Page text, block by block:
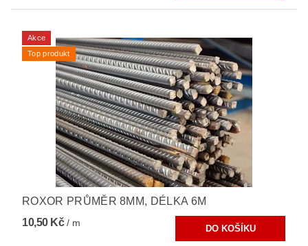
Akce
Top produkt
ROXOR PRŮMĚR 8MM, DÉLKA 6M
10,50 Kč/ m